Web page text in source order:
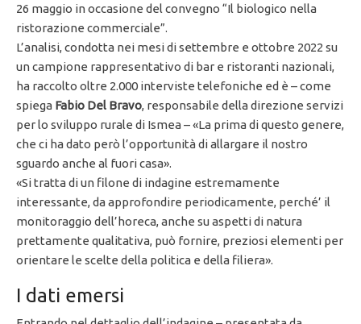
26 maggio in occasione del convegno “Il biologico nella
ristorazione commerciale”.
L’analisi, condotta nei mesi di settembre e ottobre 2022 su
un campione rappresentativo di bar e ristoranti nazionali,
ha raccolto oltre 2.000 interviste telefoniche ed è – come
spiega Fabio Del Bravo, responsabile della direzione servizi
per lo sviluppo rurale di Ismea – «La prima di questo genere,
che ci ha dato però l’opportunità di allargare il nostro
sguardo anche al fuori casa».
«Si tratta di un filone di indagine estremamente
interessante, da approfondire periodicamente, perché’ il
monitoraggio dell’horeca, anche su aspetti di natura
prettamente qualitativa, può fornire, preziosi elementi per
orientare le scelte della politica e della filiera».
I dati emersi